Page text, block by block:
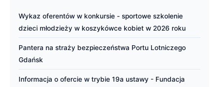
Wykaz oferentów w konkursie - sportowe szkolenie
dzieci młodzieży w koszykówce kobiet w 2026 roku
Pantera na straży bezpieczeństwa Portu Lotniczego
Gdańsk
Informacja o ofercie w trybie 19a ustawy - Fundacja